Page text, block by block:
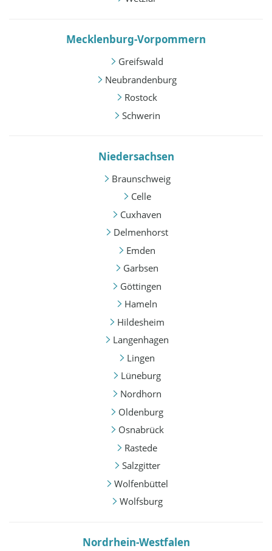
Mecklenburg-Vorpommern
Greifswald
Neubrandenburg
Rostock
Schwerin
Niedersachsen
Braunschweig
Celle
Cuxhaven
Delmenhorst
Emden
Garbsen
Göttingen
Hameln
Hildesheim
Langenhagen
Lingen
Lüneburg
Nordhorn
Oldenburg
Osnabrück
Rastede
Salzgitter
Wolfenbüttel
Wolfsburg
Nordrhein-Westfalen